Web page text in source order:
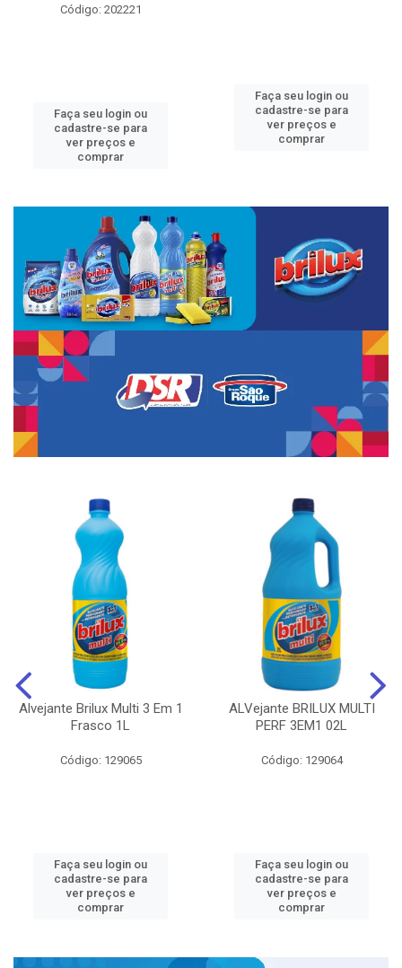
Código: 202221
Faça seu login ou
cadastre-se para
ver preços e
comprar
Faça seu login ou
cadastre-se para
ver preços e
comprar
Alvejante Brilux Multi 3 Em 1
Frasco 1L
Código: 129065
Faça seu login ou
cadastre-se para
ver preços e
comprar
ALVejante BRILUX MULTI
PERF 3EM1 02L
Código: 129064
Faça seu login ou
cadastre-se para
ver preços e
comprar